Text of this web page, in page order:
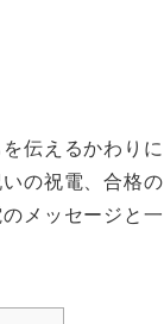
伝えるかわりに
の祝電、合格の
メッセージと一